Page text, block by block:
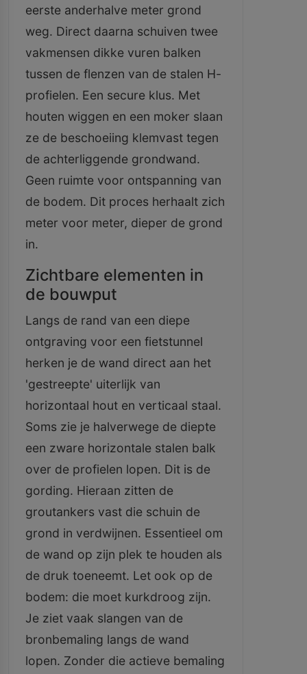
eerste anderhalve meter grond
weg. Direct daarna schuiven twee
vakmensen dikke vuren balken
tussen de flenzen van de stalen H-
profielen. Een secure klus. Met
houten wiggen en een moker slaan
ze de beschoeiing klemvast tegen
de achterliggende grondwand.
Geen ruimte voor ontspanning van
de bodem. Dit proces herhaalt zich
meter voor meter, dieper de grond
in.
Zichtbare elementen in
de bouwput
Langs de rand van een diepe
ontgraving voor een fietstunnel
herken je de wand direct aan het
'gestreepte' uiterlijk van
horizontaal hout en verticaal staal.
Soms zie je halverwege de diepte
een zware horizontale stalen balk
over de profielen lopen. Dit is de
gording. Hieraan zitten de
groutankers vast die schuin de
grond in verdwijnen. Essentieel om
de wand op zijn plek te houden als
de druk toeneemt. Let ook op de
bodem: die moet kurkdroog zijn.
Je ziet vaak slangen van de
bronbemaling langs de wand
lopen. Zonder die actieve bemaling